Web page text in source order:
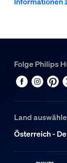
Folge Philips
Land
Österreich -